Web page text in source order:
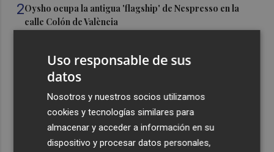
2Oysho ocupa la antigua 'flagship' de Nespresso en la
calle Colón de València
la atención al nacimiento
El proyecto 'Gramola' evalúa estrategias sostenibles
para reducir las alteraciones internas de la granada
mollar de Elche
El talento murciano conquista Cimeria: Dagnino ilustra
'Aguas peligrosas' de Conan el Bárbaro
Uso responsable de sus
datos
Nosotros y nuestros socios utilizamos
cookies y tecnologías similares para
almacenar y acceder a información en su
dispositivo y procesar datos personales,